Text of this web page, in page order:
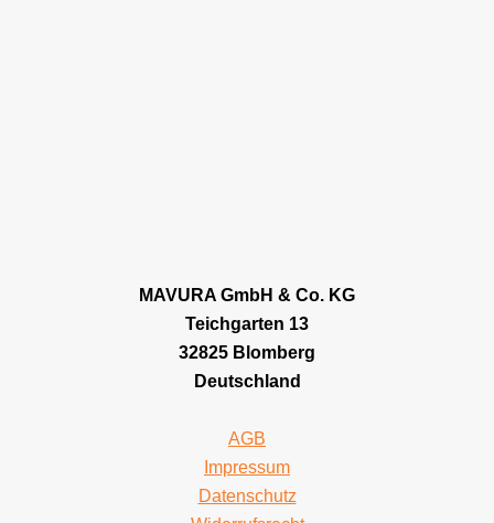
MAVURA GmbH & Co. KG
Teichgarten 13
32825 Blomberg
Deutschland
AGB
Impressum
Datenschutz